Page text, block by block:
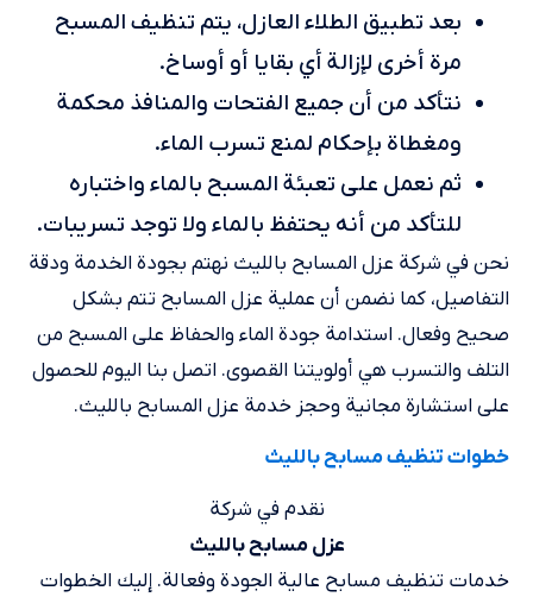
بعد تطبيق الطلاء العازل، يتم تنظيف المسبح
مرة أخرى لإزالة أي بقايا أو أوساخ.
نتأكد من أن جميع الفتحات والمنافذ محكمة
ومغطاة بإحكام لمنع تسرب الماء.
ثم نعمل على تعبئة المسبح بالماء واختباره
للتأكد من أنه يحتفظ بالماء ولا توجد تسريبات.
نحن في شركة عزل المسابح بالليث نهتم بجودة الخدمة ودقة
التفاصيل، كما نضمن أن عملية عزل المسابح تتم بشكل
صحيح وفعال. استدامة جودة الماء والحفاظ على المسبح من
التلف والتسرب هي أولويتنا القصوى. اتصل بنا اليوم للحصول
على استشارة مجانية وحجز خدمة عزل المسابح بالليث.
خطوات تنظيف مسابح بالليث
نقدم في شركة
عزل مسابح بالليث
خدمات تنظيف مسابح عالية الجودة وفعالة. إليك الخطوات